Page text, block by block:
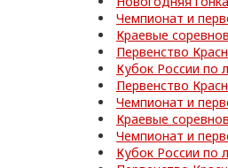
Чемпионат и
Краевые
Первенство
Кубок России по
Первенство
Чемпионат и
Краевые
Чемпионат и
Кубок России по